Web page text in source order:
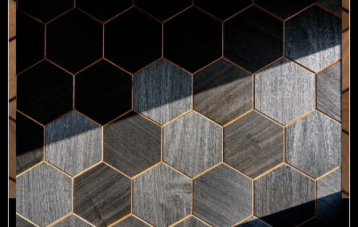
PUIDUST SEINAPANEELID